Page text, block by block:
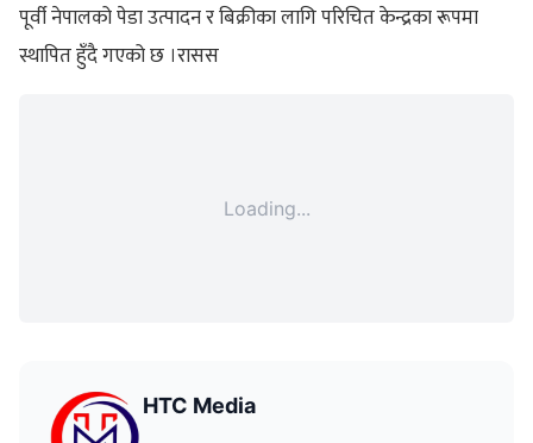
पूर्वी नेपालको पेडा उत्पादन र बिक्रीका लागि परिचित केन्द्रका रूपमा
स्थापित हुँदै गएको छ ।रासस
Loading...
HTC Media